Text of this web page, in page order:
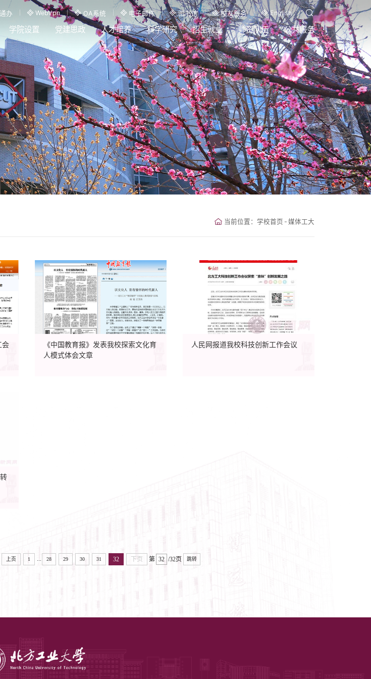
办 WebVpn OA系统 电子邮件 图书馆 校友服务 English
学院设置 党建思政 人才培养 科学研究 招生就业 师资队伍 公共服务
当前位置： 学校首页 - 媒体工大
会
《中国教育报》发表我校探索文化育
人模式体会文章
人民网报道我校科技创新工作会议
上页 1 ... 28 29 30 31 32 下页 第 /32页 跳转